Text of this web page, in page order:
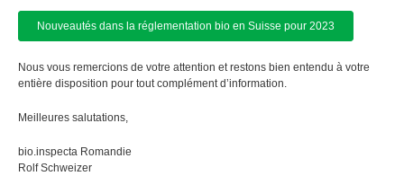
Nouveautés dans la réglementation bio en Suisse pour 2023
Nous vous remercions de votre attention et restons bien entendu à votre
entière disposition pour tout complément d’information.
Meilleures salutations,
bio.inspecta Romandie
Rolf Schweizer